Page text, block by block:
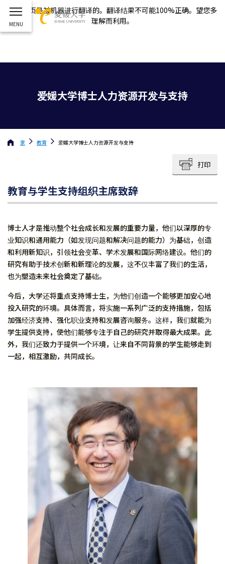
这个网页是被机器进行翻译的。翻译结果不可能100%正确。望您多
理解而利用。
爱媛大学博士人力资源开发与支持
家 教育 爱媛大学博士人力资源开发与支持
打印
教育与学生支持组织主席致辞
博士人才是推动整个社会成长和发展的重要力量，他们以深厚的专
业知识和通用能力（如发现问题和解决问题的能力）为基础，创造
和利用新知识，引领社会变革、学术发展和国际网络建设。他们的
研究有助于技术创新和新理论的发展，这不仅丰富了我们的生活，
也为塑造未来社会奠定了基础。
今后，大学还将重点支持博士生，为他们创造一个能够更加安心地
投入研究的环境。具体而言，将实施一系列广泛的支持措施，包括
加强经济支持、强化职业支持和发展咨询服务。这样，我们就能为
学生提供支持，使他们能够专注于自己的研究并取得最大成果。此
外，我们还致力于提供一个环境，让来自不同背景的学生能够走到
一起，相互激励，共同成长。